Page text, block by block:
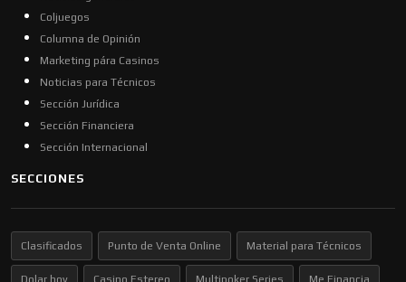
Coljuegos
Columna de Opinión
Marketing pára Casinos
Noticias para Técnicos
Sección Jurídica
Sección Financiera
Sección Internacional
SECCIONES
Clasificados Punto de Venta Online Material para Técnicos